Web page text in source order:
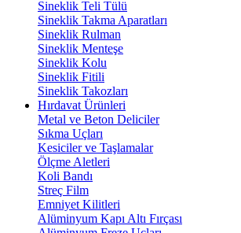
Sineklik Teli Tülü
Sineklik Takma Aparatları
Sineklik Rulman
Sineklik Menteşe
Sineklik Kolu
Sineklik Fitili
Sineklik Takozları
Hırdavat Ürünleri
Metal ve Beton Deliciler
Sıkma Uçları
Kesiciler ve Taşlamalar
Ölçme Aletleri
Koli Bandı
Streç Film
Emniyet Kilitleri
Alüminyum Kapı Altı Fırçası